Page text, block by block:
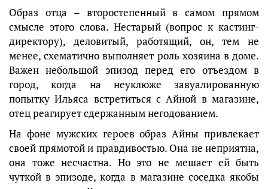
Образ отца – второстепенный в самом прямом
смысле этого слова. Нестарый (вопрос к кастинг-
директору), деловитый, работящий, он, тем не
менее, схематично выполняет роль хозяина в доме.
Важен небольшой эпизод перед его отъездом в
город, когда на неуклюже завуалированную
попытку Ильяса встретиться с Айной в магазине,
отец реагирует сдержанным негодованием.
На фоне мужских героев образ Айны привлекает
своей прямотой и правдивостью. Она не неприятна,
она тоже несчастна. Но это не мешает ей быть
чуткой в эпизоде, когда в магазине соседка якобы